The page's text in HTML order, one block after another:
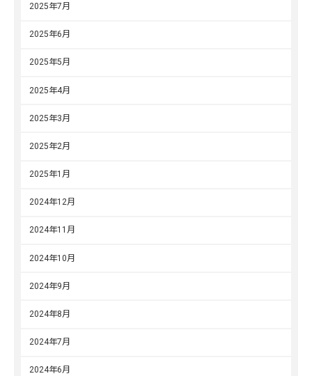
2025年7月
2025年6月
2025年5月
2025年4月
2025年3月
2025年2月
2025年1月
2024年12月
2024年11月
2024年10月
2024年9月
2024年8月
2024年7月
2024年6月